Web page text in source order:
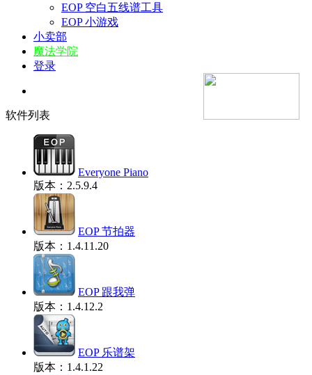
EOP 空白五线谱工具
EOP 小游戏
小卖部
魔法学院
登录
软件列表
Everyone Piano
版本：2.5.9.4
EOP 节拍器
版本：1.4.11.20
EOP 跟我弹
版本：1.4.12.2
EOP 乐谱架
版本：1.4.1.22